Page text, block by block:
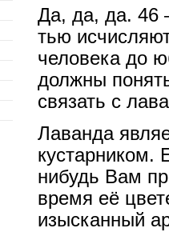
Да, да, да. 46
тью
человека до
должны
связать с
Лаванда
кустарником.
нибудь Вам
время её
изысканный